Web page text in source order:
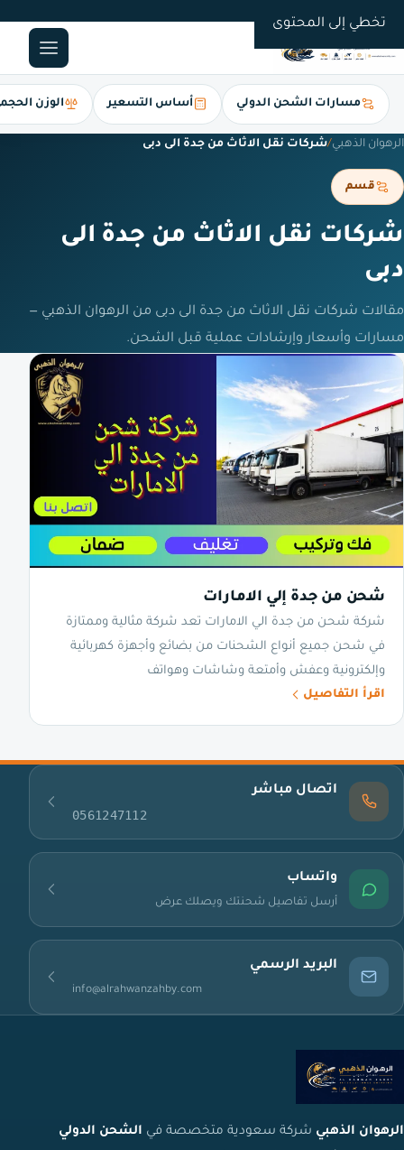
تخطي إلى المحتوى
مسارات الشحن الدولي أساس التسعير الوزن
الرهوان الذهبي/شركات نقل الاثاث من جدة الى دبى
قسم
شركات نقل الاثاث من جدة الى
دبى
مقالات شركات نقل الاثاث من جدة الى دبى من الرهوان الذهبي —
مسارات وأسعار وإرشادات عملية قبل الشحن.
شحن من جدة إلي الامارات
شركة شحن من جدة الي الامارات تعد شركة مثالية وممتازة
في شحن جميع أنواع الشحنات من بضائع وأجهزة كهربائية
وإلكترونية وعفش وأمتعة وشاشات وهواتف
اقرأ التفاصيل
اتصال مباشر
0561247112
واتساب
أرسل تفاصيل شحنتك ويصلك عرض
البريد الرسمي
info@alrahwanzahby.com
الرهوان الذهبي شركة سعودية متخصصة في الشحن الدولي